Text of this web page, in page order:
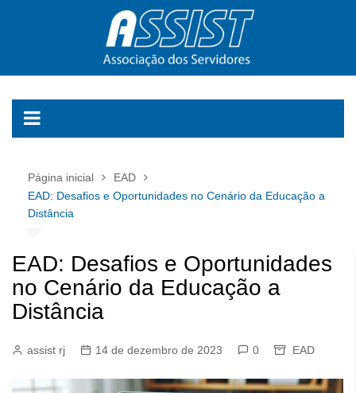
Página inicial
EAD
EAD: Desafios e Oportunidades no Cenário da Educação a
Distância
EAD: Desafios e Oportunidades
no Cenário da Educação a
Distância
assist rj 14 de dezembro de 2023 0 EAD